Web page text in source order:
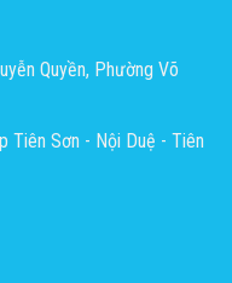
Quyền, Phường Võ
Tiên Sơn - Nội Duệ - Tiên